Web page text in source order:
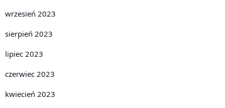
wrzesień 2023
sierpień 2023
lipiec 2023
czerwiec 2023
kwiecień 2023